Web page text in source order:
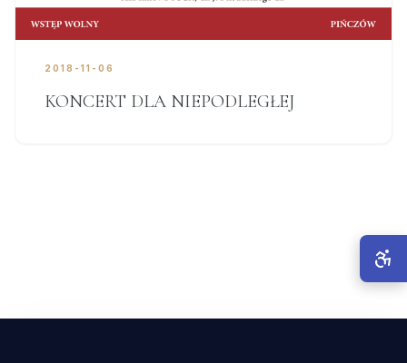
2018-11-06
KONCERT DLA NIEPODLEGŁEJ